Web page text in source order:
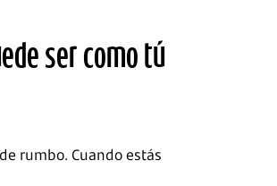
ser como tú
rumbo. Cuando estás